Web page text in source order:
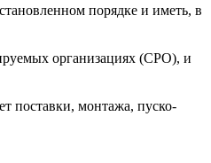
порядке и иметь, в
организациях (СРО), и
поставки, монтажа, пуско-